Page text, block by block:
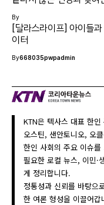
By
[달라스라이프] 아이들
이터
By668035pwpadmin
KTN은 텍사스 대표 한
오스틴, 샌안토니오, 오
한인 사회의 주요 이슈
필요한 로컬 뉴스, 이민·
게 정리합니다.
정통성과 신뢰를 바탕으
한 여론 형성을 이끌어갑